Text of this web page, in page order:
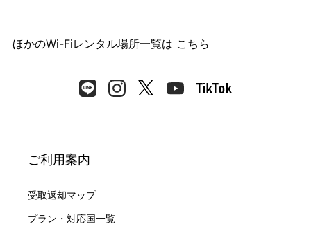
ほかのWi-Fiレンタル場所一覧は こちら
ご利用案内
受取返却マップ
プラン・対応国一覧